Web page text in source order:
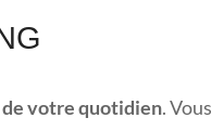
votre quotidien.